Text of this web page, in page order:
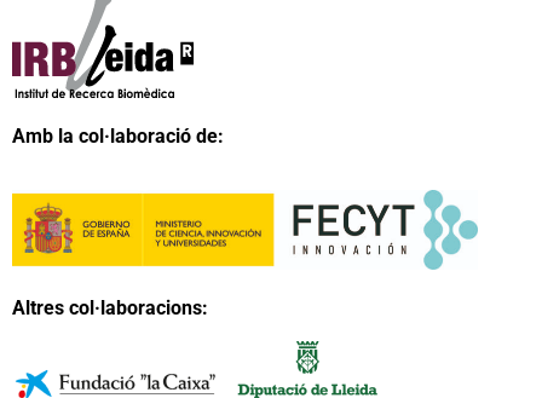
Amb la col·laboració de:
Altres col·laboracions: